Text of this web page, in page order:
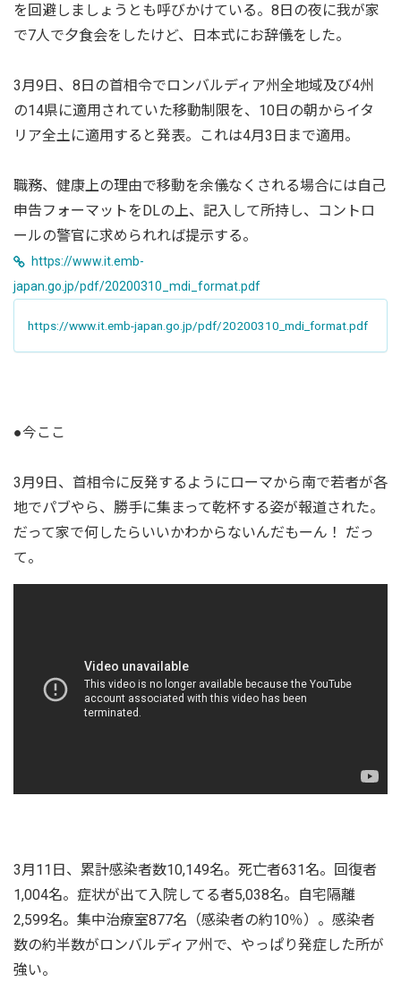
を回避しましょうとも呼びかけている。8日の夜に我が家
で7人で夕食会をしたけど、日本式にお辞儀をした。
3月9日、8日の首相令でロンバルディア州全地域及び4州
の14県に適用されていた移動制限を、10日の朝からイタ
リア全土に適用すると発表。これは4月3日まで適用。
職務、健康上の理由で移動を余儀なくされる場合には自己
申告フォーマットをDLの上、記入して所持し、コントロ
ールの警官に求められれば提示する。
https://www.it.emb-
japan.go.jp/pdf/20200310_mdi_format.pdf
https://www.it.emb-japan.go.jp/pdf/20200310_mdi_format.pdf
●今ここ
3月9日、首相令に反発するようにローマから南で若者が各
地でパブやら、勝手に集まって乾杯する姿が報道された。
だって家で何したらいいかわからないんだもーん！ だっ
て。
3月11日、累計感染者数10,149名。死亡者631名。回復者
1,004名。症状が出て入院してる者5,038名。自宅隔離
2,599名。集中治療室877名（感染者の約10％）。感染者
数の約半数がロンバルディア州で、やっぱり発症した所が
強い。